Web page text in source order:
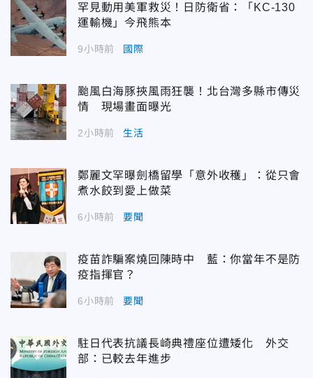
罕見動用美軍救災！日防衛省：「KC-130
運輸機」今飛熊本
9小時前 國際
颱風白海豚挾風雨狂襲！北台灣多縣市傳災
情 現場畫面曝光
2小時前 生活
鄭麗文罕曝劍橋留學「意外收穫」：從只會
煮水餃到愛上做菜
6小時前 要聞
疫苗詐騙案燒回陳時中 藍：你當年不是防
疫指揮官？
6小時前 要聞
駐日代表抗議長崎典禮座位遭矮化 外交
部：已較去年進步